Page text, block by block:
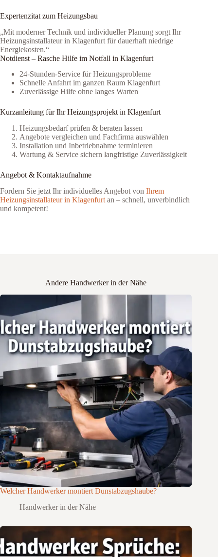
Expertenzitat zum Heizungsbau
„Mit moderner Technik und individueller Planung sorgt Ihr
Heizungsinstallateur in Klagenfurt für dauerhaft niedrige
Energiekosten.“
Notdienst – Rasche Hilfe im Notfall in Klagenfurt
24-Stunden-Service für Heizungsprobleme
Schnelle Anfahrt im ganzen Raum Klagenfurt
Zuverlässige Hilfe ohne langes Warten
Kurzanleitung für Ihr Heizungsprojekt in Klagenfurt
Heizungsbedarf prüfen & beraten lassen
Angebote vergleichen und Fachfirma auswählen
Installation und Inbetriebnahme terminieren
Wartung & Service sichern langfristige Zuverlässigkeit
Angebot & Kontaktaufnahme
Fordern Sie jetzt Ihr individuelles Angebot von Ihrem
Heizungsinstallateur in Klagenfurt an – schnell, unverbindlich
und kompetent!
Andere Handwerker in der Nähe
Welcher Handwerker montiert Dunstabzugshaube?
Handwerker in der Nähe